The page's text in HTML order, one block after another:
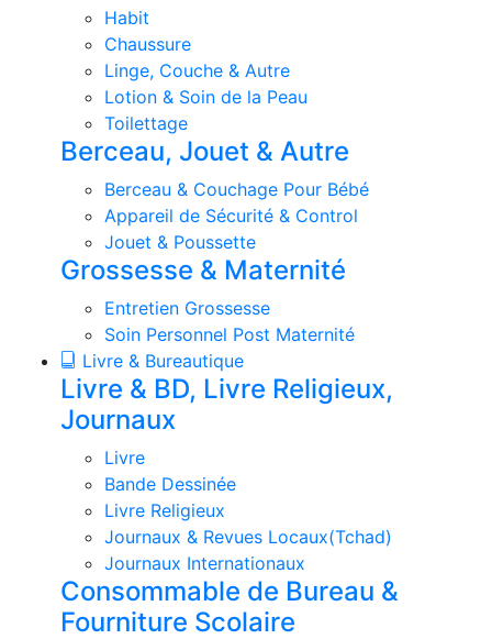
Habit
Chaussure
Linge, Couche & Autre
Lotion & Soin de la Peau
Toilettage
Berceau, Jouet & Autre
Berceau & Couchage Pour Bébé
Appareil de Sécurité & Control
Jouet & Poussette
Grossesse & Maternité
Entretien Grossesse
Soin Personnel Post Maternité
Livre & Bureautique
Livre & BD, Livre Religieux,
Journaux
Livre
Bande Dessinée
Livre Religieux
Journaux & Revues Locaux(Tchad)
Journaux Internationaux
Consommable de Bureau &
Fourniture Scolaire